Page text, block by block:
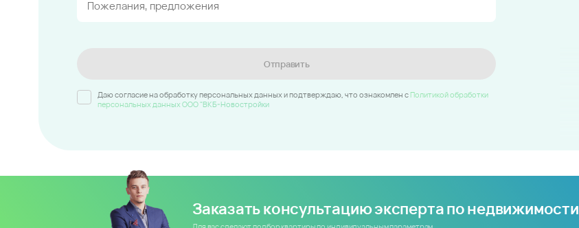
Отправить
Даю согласие на обработку персональных данных и подтверждаю, что ознакомлен c Политикой обработки
персональных данных ООО "ВКБ-Новостройки
Заказать консультацию эксперта по недвижимости